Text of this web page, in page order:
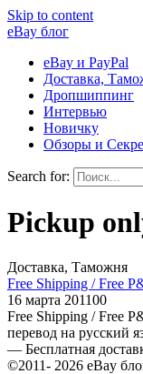
Skip to content
eBay блог
eBay и PayPal
Доставка,
Дропшиппинг
Интервью
Новичку
Обзоры и
Search for:
Pickup
Доставка, Таможня
Free Shipping / Free
16 марта 201100
Free Shipping / Free
перевод на русский
— Бесплатная
©2011- 2026 eBay